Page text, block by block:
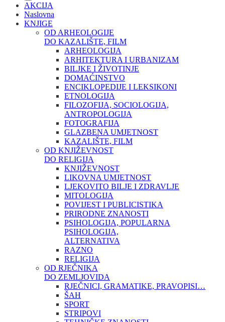
AKCIJA
Naslovna
KNJIGE
OD ARHEOLOGIJE
DO KAZALIŠTE, FILM
ARHEOLOGIJA
ARHITEKTURA I URBANIZAM
BILJKE I ŽIVOTINJE
DOMAĆINSTVO
ENCIKLOPEDIJE I LEKSIKONI
ETNOLOGIJA
FILOZOFIJA, SOCIOLOGIJA,
ANTROPOLOGIJA
FOTOGRAFIJA
GLAZBENA UMJETNOST
KAZALIŠTE, FILM
OD KNJIŽEVNOST
DO RELIGIJA
KNJIŽEVNOST
LIKOVNA UMJETNOST
LJEKOVITO BILJE I ZDRAVLJE
MITOLOGIJA
POVIJEST I PUBLICISTIKA
PRIRODNE ZNANOSTI
PSIHOLOGIJA, POPULARNA
PSIHOLOGIJA,
ALTERNATIVA
RAZNO
RELIGIJA
OD RJEČNIKA
DO ZEMLJOVIDA
RJEČNICI, GRAMATIKE, PRAVOPISI…
ŠAH
SPORT
STRIPOVI